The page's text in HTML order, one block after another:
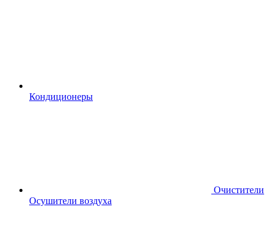
Кондиционеры
Очистители
Осушители воздуха